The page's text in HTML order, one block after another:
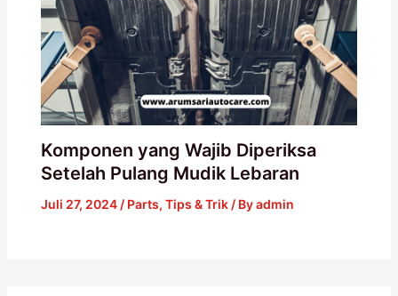
Komponen yang Wajib Diperiksa
Setelah Pulang Mudik Lebaran
Juli 27, 2024 / Parts, Tips & Trik/ Byadmin